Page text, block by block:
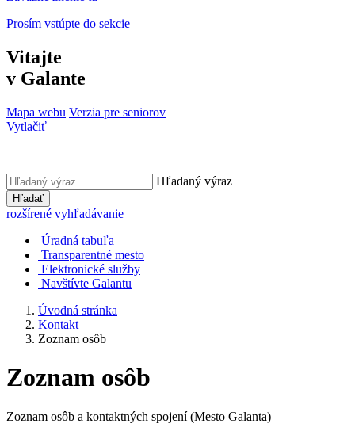
Prosím vstúpte do sekcie
Vitajte
v Galante
Mapa webu Verzia pre seniorov
Vytlačiť
Hľadaný výraz
Hľadať
rozšírené vyhľadávanie
Úradná tabuľa
Transparentné mesto
Elektronické služby
Navštívte Galantu
Úvodná stránka
Kontakt
Zoznam osôb
Zoznam osôb
Zoznam osôb a kontaktných spojení (Mesto Galanta)